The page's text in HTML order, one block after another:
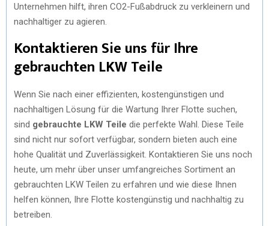
Unternehmen hilft, ihren CO2-Fußabdruck zu verkleinern und
nachhaltiger zu agieren.
Kontaktieren Sie uns für Ihre
gebrauchten LKW Teile
Wenn Sie nach einer effizienten, kostengünstigen und
nachhaltigen Lösung für die Wartung Ihrer Flotte suchen,
sind gebrauchte LKW Teile die perfekte Wahl. Diese Teile
sind nicht nur sofort verfügbar, sondern bieten auch eine
hohe Qualität und Zuverlässigkeit. Kontaktieren Sie uns noch
heute, um mehr über unser umfangreiches Sortiment an
gebrauchten LKW Teilen zu erfahren und wie diese Ihnen
helfen können, Ihre Flotte kostengünstig und nachhaltig zu
betreiben.